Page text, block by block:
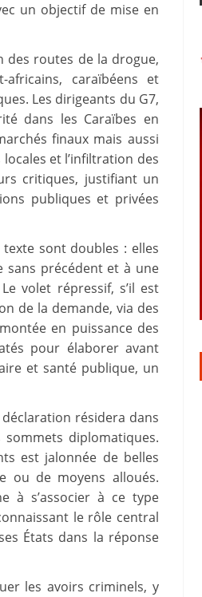
un objectif de mise en
des routes de la drogue,
caraïbéens et
Les dirigeants du G7,
dans les Caraïbes en
finaux mais aussi
et l’infiltration des
critiques, justifiant un
publiques et privées
sont doubles : elles
sans précédent et à une
volet répressif, s’il est
de la demande, via des
en puissance des
pour élaborer avant
et santé publique, un
résidera dans
diplomatiques.
est jalonnée de belles
ou de moyens alloués.
à s’associer à ce type
le rôle central
États dans la réponse
les avoirs criminels, y